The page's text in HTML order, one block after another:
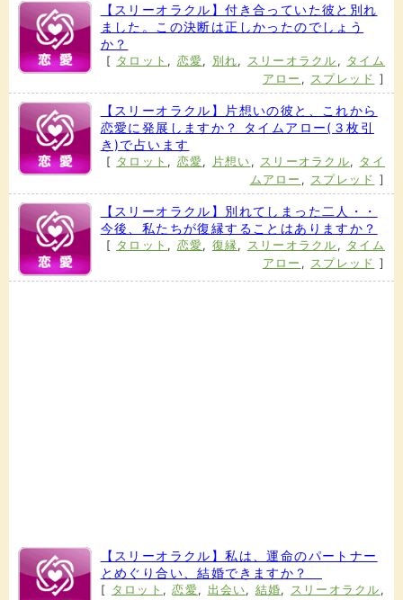
【スリーオラクル】付き合っていた彼と別れ
ました。この決断は正しかったのでしょう
か？
[ タロット , 恋愛, 別れ, スリーオラクル , タイム
アロー , スプレッド ]
【スリーオラクル】片想いの彼と、これから
恋愛に発展しますか？ タイムアロー(３枚引
き)で占います
[ タロット , 恋愛, 片想い , スリーオラクル, タイ
ムアロー , スプレッド ]
【スリーオラクル】別れてしまった二人・・
今後、私たちが復縁することはありますか？
[ タロット , 恋愛, 復縁, スリーオラクル , タイム
アロー , スプレッド ]
【スリーオラクル】私は、運命のパートナー
とめぐり合い、結婚できますか？
[ タロット ,恋愛, 出会い, 結婚, スリーオラクル ,